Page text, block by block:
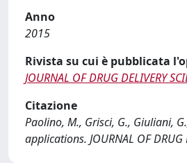
Anno
2015
Rivista su cui è pubblicata
JOURNAL OF DRUG DELIVERY
Citazione
Paolino, M., Grisci, G., Giuliani,
applications. JOURNAL OF